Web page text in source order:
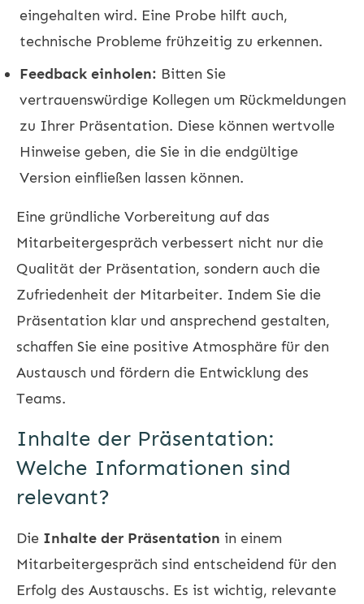
eingehalten wird. Eine Probe hilft auch,
technische Probleme frühzeitig zu erkennen.
Feedback einholen: Bitten Sie
vertrauenswürdige Kollegen um Rückmeldungen
zu Ihrer Präsentation. Diese können wertvolle
Hinweise geben, die Sie in die endgültige
Version einfließen lassen können.
Eine gründliche Vorbereitung auf das
Mitarbeitergespräch verbessert nicht nur die
Qualität der Präsentation, sondern auch die
Zufriedenheit der Mitarbeiter. Indem Sie die
Präsentation klar und ansprechend gestalten,
schaffen Sie eine positive Atmosphäre für den
Austausch und fördern die Entwicklung des
Teams.
Inhalte der Präsentation:
Welche Informationen sind
relevant?
Die Inhalte der Präsentation in einem
Mitarbeitergespräch sind entscheidend für den
Erfolg des Austauschs. Es ist wichtig, relevante